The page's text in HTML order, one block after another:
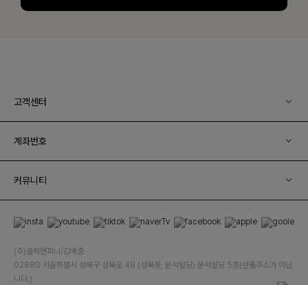
고객센터
계좌번호
커뮤니티
(주)클릭앤퍼니/김예중
02880 서울특별시 성북구 성북로 49 (성북동, 운석빌딩) 운석빌딩 5층(반품주소가 아닙
니다.)